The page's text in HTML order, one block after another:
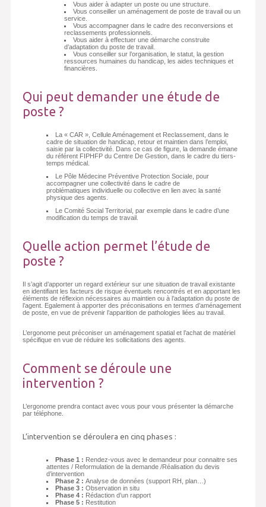
Vous aider à adapter un poste ou une structure.
Vous conseiller un aménagement de poste de travail ou un
service.
Vous accompagner dans le cadre des reconversions et
reclassements professionnels.
Vous aider à effectuer une démarche construite
d’adaptation du poste de travail.
Vous conseiller sur l’organisation, le statut, la gestion
ressources humaines du handicap, les aides techniques et
financières.
Qui peut demander une étude de
poste ?
La « CAR », Cellule Aménagement et Reclassement, dans le
cadre de situation de handicap, retour et maintien dans l’emploi,
saisie par la collectivité. Dans ce cas de figure, la demande émane
du référent FIPHFP du Centre De Gestion, dans le cadre du tiers-
temps médical.
Le Pôle Médecine Préventive Protection Sociale, pour
accompagner une collectivité dans le cadre de
problématiques individuelle ou collective en lien avec la santé
physique des agents.
Le Comité Social Territorial, par exemple dans le cadre d’une
modification du temps de travail.
Quelle action permet l’étude de
poste ?
Il s’agit d’apporter un regard extérieur sur une situation de travail existante
en identifiant les facteurs de risque éventuels rencontrés et en apportant les
éléments de réflexion nécessaires au maintien ou à l’adaptation du poste de
l’agent. Egalement à apporter des préconisations en termes d’aménagement
de poste, en vue de prévenir l’apparition de pathologies liées au travail.
L’ergonome peut préconiser un aménagement spatial et l’achat de matériel
spécifique en vue de réduire les sollicitations des agents.
Comment se déroule une
intervention ?
L’ergonome prendra contact avec vous pour vous présenter la démarche
par téléphone.
L’intervention se déroulera en cinq phases :
Phase 1 : Rendez-vous avec le demandeur pour connaitre ses
attentes / Reformulation de la demande /Réalisation du devis
d’intervention
Phase 2 :Analyse de données (support RH, plan…)
Phase 3 :Observation in situ
Phase 4 : Rédaction d’un rapport
Phase 5 : Restitution